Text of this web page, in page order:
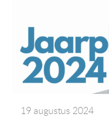
19 augustus 2024